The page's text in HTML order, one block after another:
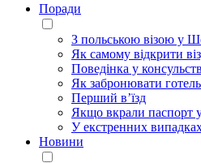
Поради
З польською візою у
Як самому відкрити
Поведінка у
Як забронювати готель
Перший в’їзд
Якщо вкрали паспорт
У екстренних
Новини